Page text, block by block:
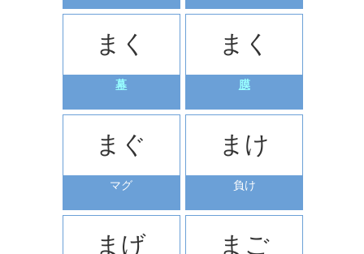
まく
幕
まく
膜
まぐ
マグ
まけ
負け
まげ まご